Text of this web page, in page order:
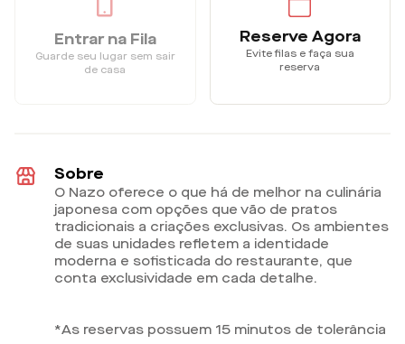
Entrar na Fila
Guarde seu lugar sem sair
de casa
Reserve Agora
Evite filas e faça sua
reserva
Sobre
O Nazo oferece o que há de melhor na culinária
japonesa com opções que vão de pratos
tradicionais a criações exclusivas. Os ambientes
de suas unidades refletem a identidade
moderna e sofisticada do restaurante, que
conta exclusividade em cada detalhe.
*As reservas possuem 15 minutos de tolerância